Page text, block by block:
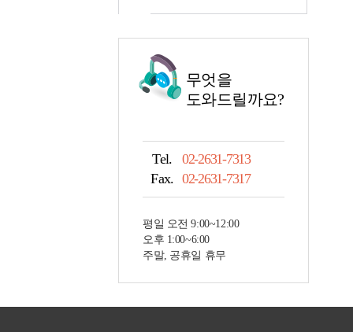
무엇을
도와드릴까요?
Tel.
02-2631-7313
Fax. 02-2631-7317
평일 오전 9:00~12:00
오후 1:00~6:00
주말, 공휴일 휴무